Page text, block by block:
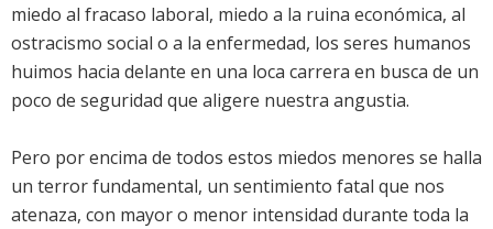
miedo al fracaso laboral, miedo a la ruina económica, al
ostracismo social o a la enfermedad, los seres humanos
huimos hacia delante en una loca carrera en busca de un
poco de seguridad que aligere nuestra angustia.
Pero por encima de todos estos miedos menores se halla
un terror fundamental, un sentimiento fatal que nos
atenaza, con mayor o menor intensidad durante toda la